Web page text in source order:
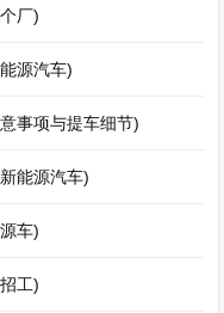
厂)
源汽车)
事项与提车细节)
能源汽车)
车)
工)